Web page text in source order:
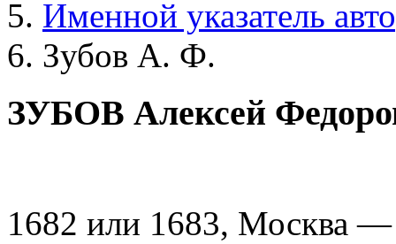
Именной указатель
Зубов А. Ф.
ЗУБОВ Алексей
1682 или 1683, Москва